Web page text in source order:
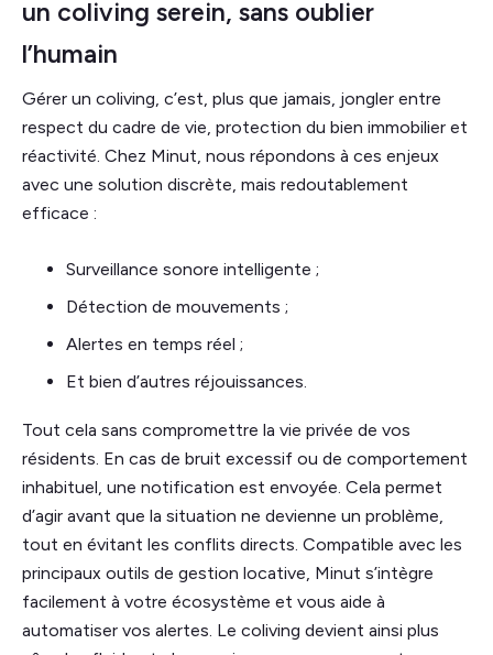
un coliving serein, sans oublier
l’humain
Gérer un coliving, c’est, plus que jamais, jongler entre
respect du cadre de vie, protection du bien immobilier et
réactivité. Chez Minut, nous répondons à ces enjeux
avec une solution discrète, mais redoutablement
efficace :
Surveillance sonore intelligente ;
Détection de mouvements ;
Alertes en temps réel ;
Et bien d’autres réjouissances.
Tout cela sans compromettre la vie privée de vos
résidents. En cas de bruit excessif ou de comportement
inhabituel, une notification est envoyée. Cela permet
d’agir avant que la situation ne devienne un problème,
tout en évitant les conflits directs. Compatible avec les
principaux outils de gestion locative, Minut s’intègre
facilement à votre écosystème et vous aide à
automatiser vos alertes. Le coliving devient ainsi plus